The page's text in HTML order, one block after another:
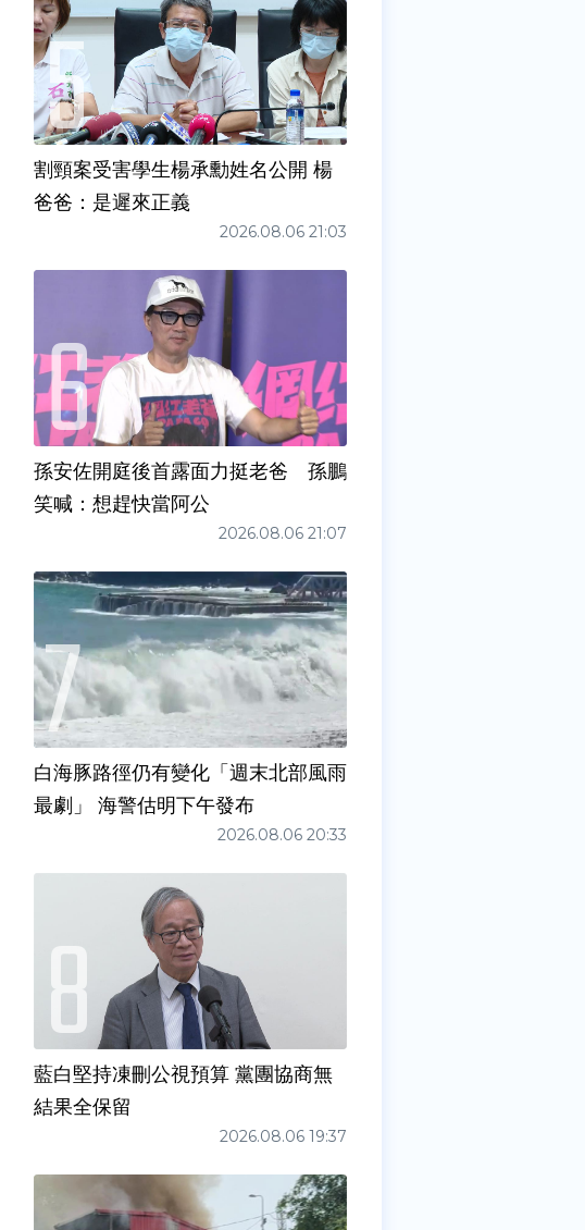
割頸案受害學生楊承勳姓名公開 楊
爸爸：是遲來正義
2026.08.06 21:03
孫安佐開庭後首露面力挺老爸 孫鵬
笑喊：想趕快當阿公
2026.08.06 21:07
白海豚路徑仍有變化「週末北部風雨
最劇」 海警估明下午發布
2026.08.06 20:33
藍白堅持凍刪公視預算 黨團協商無
結果全保留
2026.08.06 19:37